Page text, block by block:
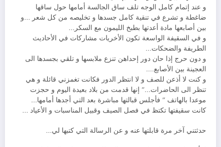
و عند إتمام كامل الوجه تلف ساق الجالسة أمامها حول ساقها
ضاغطة و تشرع في تنقية كامل جسدها و تخليصه من كل شعر …و
بين أصابعها مادة أعدتها بطبخ الليمون مع السكر…
و في السقيفة الواسعة تكون الأخريات مشاركات في الأحاديث
الطريفة والضحكات…
و دون حرج إذا حان دور إحداهن تنزع ملابسها و تلقي بجسدها الى
العجينة بين الأصابع….
و كنت لا أذعن للصف و لا انتظر الدور فكانت تغمزني قائلة و هي
تنظر الى الحاضرات…” إنها قدمت من بلاد بعيدة اليوم و حجزت
موعدا بالهاتف ” فأجلس قبالتها مباشرة بعد التي أجدها أمامها…
كانت سقيفتها تكتظ في فصل الصيف وقبيل المناسبات و الأعياد …
حدثتني آخر مرة قابلتها عنه و عن الرسالة التي كتبها لي…